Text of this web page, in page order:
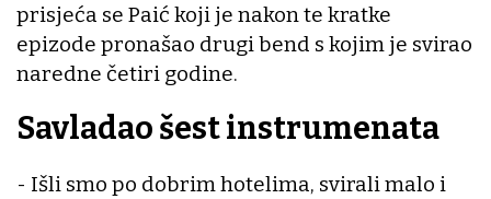
prisjeća se Paić koji je nakon te kratke
epizode pronašao drugi bend s kojim je svirao
naredne četiri godine.
Savladao šest instrumenata
- Išli smo po dobrim hotelima, svirali malo i